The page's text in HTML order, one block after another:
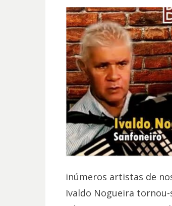
inúmeros artistas de
Ivaldo Nogueira